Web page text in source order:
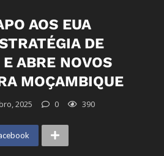
AOS EUA
DE
ABRE NOVOS
MOÇAMBIQUE
2025 0 390